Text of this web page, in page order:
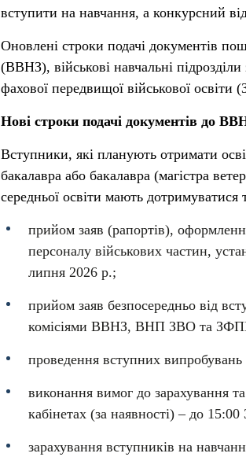
вступити на навчання, а конкурсний
Оновлені строки подачі документів
(ВВНЗ), військові навчальні
фахової передвищої військової
Нові строки подачі документів до
Вступники, які планують отримати
бакалавра або бакалавра (магістра
середньої освіти мають дотримуватися
прийом заяв (рапортів),
персоналу військових частин,
липня 2026 р.;
прийом заяв безпосередньо від
комісіями ВВНЗ, ВНП ЗВО та
проведення вступних
виконання вимог до зарахування
кабінетах (за наявності) – до
зарахування вступників на